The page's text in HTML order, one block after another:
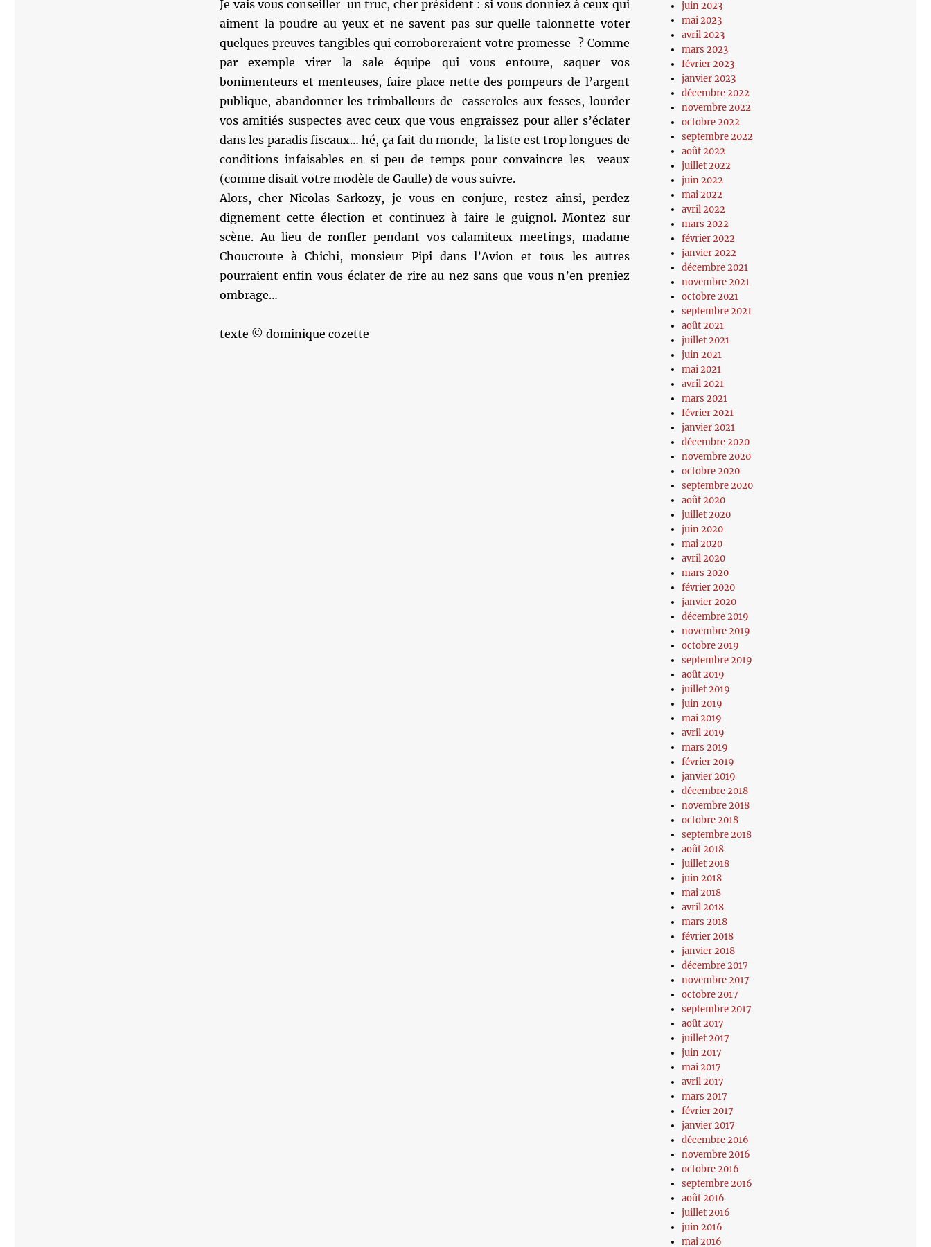
Je vais vous conseiller un truc, cher président : si vous donniez à ceux qui
aiment la poudre au yeux et ne savent pas sur quelle talonnette voter
quelques preuves tangibles qui corroboreraient votre promesse ? Comme
par exemple virer la sale équipe qui vous entoure, saquer vos
bonimenteurs et menteuses, faire place nette des pompeurs de l’argent
publique, abandonner les trimballeurs de casseroles aux fesses, lourder
vos amitiés suspectes avec ceux que vous engraissez pour aller s’éclater
dans les paradis fiscaux… hé, ça fait du monde, la liste est trop longues de
conditions infaisables en si peu de temps pour convaincre les veaux
(comme disait votre modèle de Gaulle) de vous suivre.
Alors, cher Nicolas Sarkozy, je vous en conjure, restez ainsi, perdez
dignement cette élection et continuez à faire le guignol. Montez sur
scène. Au lieu de ronfler pendant vos calamiteux meetings, madame
Choucroute à Chichi, monsieur Pipi dans l’Avion et tous les autres
pourraient enfin vous éclater de rire au nez sans que vous n’en preniez
ombrage…
texte © dominique cozette
juin 2023
mai 2023
avril 2023
mars 2023
février 2023
janvier 2023
décembre 2022
novembre 2022
octobre 2022
septembre 2022
août 2022
juillet 2022
juin 2022
mai 2022
avril 2022
mars 2022
février 2022
janvier 2022
décembre 2021
novembre 2021
octobre 2021
septembre 2021
août 2021
juillet 2021
juin 2021
mai 2021
avril 2021
mars 2021
février 2021
janvier 2021
décembre 2020
novembre 2020
octobre 2020
septembre 2020
août 2020
juillet 2020
juin 2020
mai 2020
avril 2020
mars 2020
février 2020
janvier 2020
décembre 2019
novembre 2019
octobre 2019
septembre 2019
août 2019
juillet 2019
juin 2019
mai 2019
avril 2019
mars 2019
février 2019
janvier 2019
décembre 2018
novembre 2018
octobre 2018
septembre 2018
août 2018
juillet 2018
juin 2018
mai 2018
avril 2018
mars 2018
février 2018
janvier 2018
décembre 2017
novembre 2017
octobre 2017
septembre 2017
août 2017
juillet 2017
juin 2017
mai 2017
avril 2017
mars 2017
février 2017
janvier 2017
décembre 2016
novembre 2016
octobre 2016
septembre 2016
août 2016
juillet 2016
juin 2016
mai 2016